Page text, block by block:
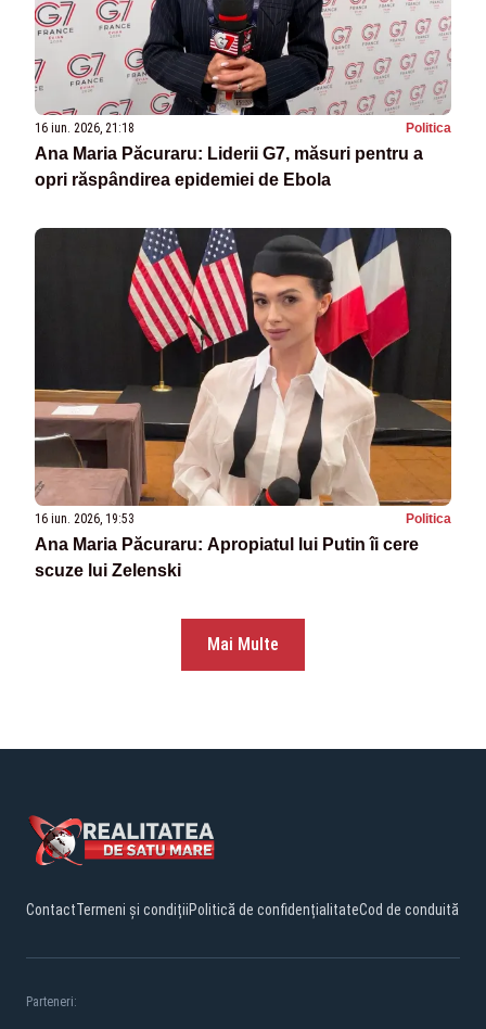
16 iun. 2026, 21:18 Politica
Ana Maria Păcuraru: Liderii G7, măsuri pentru a
opri răspândirea epidemiei de Ebola
16 iun. 2026, 19:53 Politica
Ana Maria Păcuraru: Apropiatul lui Putin îi cere
scuze lui Zelenski
Mai Multe
ContactTermeni și condițiiPolitică de confidențialitateCod de conduită
Parteneri: